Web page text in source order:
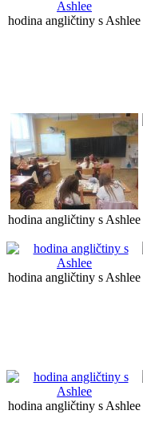
hodina angličtiny s Ashlee
hodina angličtiny s Ashlee
hodina angličtiny s Ashlee
hodina angličtiny s Ashlee